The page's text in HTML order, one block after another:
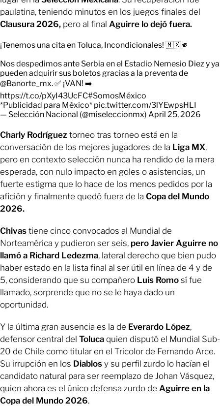
paulatina, teniendo minutos en los juegos finales del
Clausura 2026, pero al final Aguirre lo dejó fuera.
¡Tenemos una cita en Toluca, Incondicionales! 🇲🇽🫵
Nos despedimos ante Serbia en el Estadio Nemesio Diez y ya
pueden adquirir sus boletos gracias a la preventa de
@Banorte_mx. ✅ ¡VAN! ➡️
https://t.co/pXyI43UcFC#SomosMéxico
*Publicidad para México* pic.twitter.com/3lYEwpsHLI
— Selección Nacional (@miseleccionmx) April 25, 2026
Charly Rodríguez torneo tras torneo está en la
conversación de los mejores jugadores de la Liga MX,
pero en contexto selección nunca ha rendido de la mera
esperada, con nulo impacto en goles o asistencias, un
fuerte estigma que lo hace de los menos pedidos por la
afición y finalmente quedó fuera de la Copa del Mundo
2026.
Chivas tiene cinco convocados al Mundial de
Norteamérica y pudieron ser seis, pero Javier Aguirre no
llamó a Richard Ledezma, lateral derecho que bien pudo
haber estado en la lista final al ser útil en línea de 4 y de
5, considerando que su compañero Luis Romo sí fue
llamado, sorprende que no se le haya dado un
oportunidad.
Y la última gran ausencia es la de Everardo López,
defensor central del Toluca quien disputó el Mundial Sub-
20 de Chile como titular en el Tricolor de Fernando Arce.
Su irrupción en los Diablos y su perfil zurdo lo hacían el
candidato natural para ser reemplazo de Johan Vásquez,
quien ahora es el único defensa zurdo de Aguirre en la
Copa del Mundo 2026.